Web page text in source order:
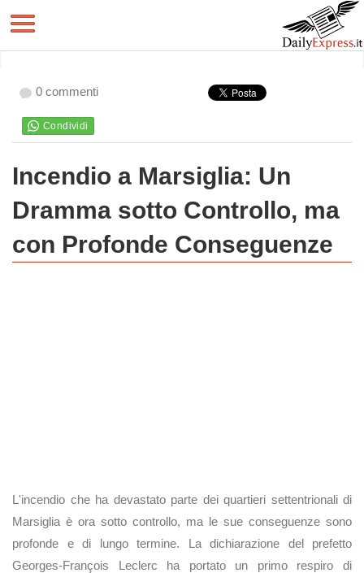
0 commenti
Incendio a Marsiglia: Un
Dramma sotto Controllo, ma
con Profonde Conseguenze
L'incendio che ha devastato parte dei quartieri settentrionali di
Marsiglia è ora sotto controllo, ma le sue conseguenze sono
profonde e di lungo termine. La dichiarazione del prefetto
Georges-François Leclerc ha portato un primo respiro di